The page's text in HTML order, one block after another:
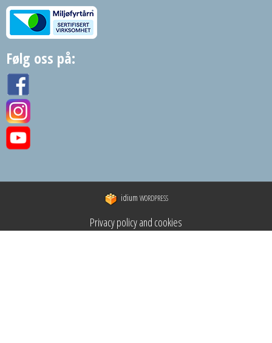
Følg oss på:
idium WORDPRESS
Privacy policy and cookies